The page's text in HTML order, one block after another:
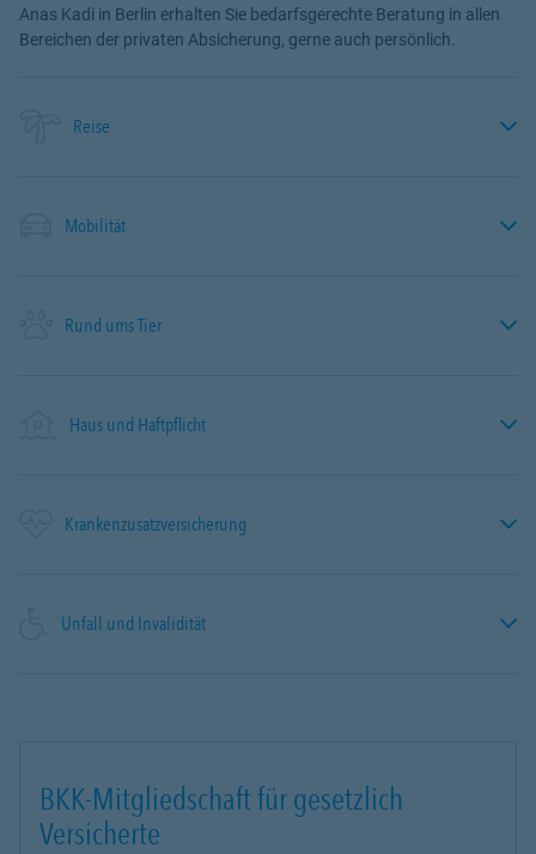
Anas Kadi in Berlin erhalten Sie bedarfsgerechte Beratung in allen
Bereichen der privaten Absicherung, gerne auch persönlich.
Reise
Mobilität
Rund ums Tier
Haus und Haftpflicht
Krankenzusatzversicherung
Unfall und Invalidität
BKK-Mitgliedschaft für gesetzlich
Versicherte